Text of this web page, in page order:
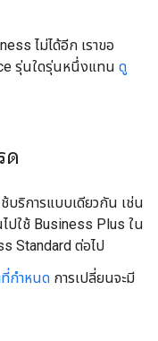
ไม่ได้อีก เราขอ
รุ่นใดรุ่นหนึ่งแทน ดู
ด
บริการแบบเดียวกัน เช่น
ปใช้ Business Plus ใน
Standard ต่อไป
ที่กำหนด การเปลี่ยนจะมี